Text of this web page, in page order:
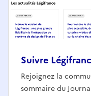
Suivre
Rejoignez la
sommaire du